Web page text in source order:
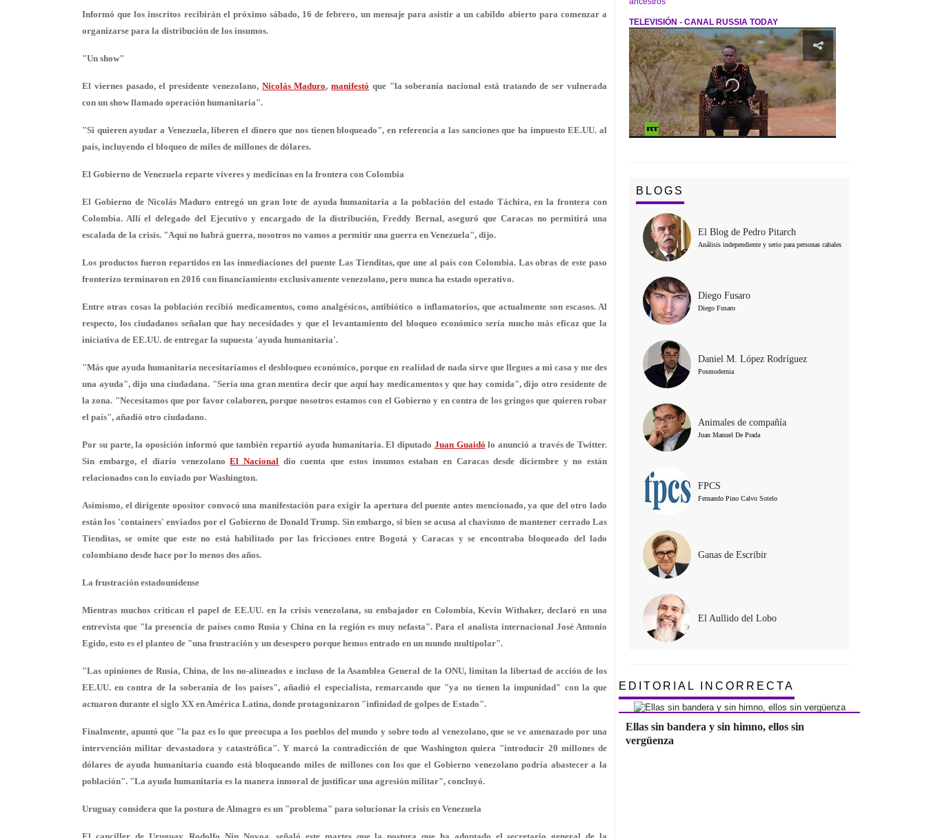
Informó que los inscritos recibirán el próximo sábado, 16 de febrero, un mensaje para asistir a un cabildo abierto para comenzar a
organizarse para la distribución de los insumos.
"Un show"
El viernes pasado, el presidente venezolano, Nicolás Maduro,manifestó que "la soberanía nacional está tratando de ser vulnerada
con un show llamado operación humanitaria".
"Si quieren ayudar a Venezuela, liberen el dinero que nos tienen bloqueado", en referencia a las sanciones que ha impuesto EE.UU. al
país, incluyendo el bloqueo de miles de millones de dólares.
El Gobierno de Venezuela reparte víveres y medicinas en la frontera con Colombia
El Gobierno de Nicolás Maduro entregó un gran lote de ayuda humanitaria a la población del estado Táchira, en la frontera con
Colombia. Allí el delegado del Ejecutivo y encargado de la distribución, Freddy Bernal, aseguró que Caracas no permitirá una
escalada de la crisis. "Aquí no habrá guerra, nosotros no vamos a permitir una guerra en Venezuela", dijo.
Los productos fueron repartidos en las inmediaciones del puente Las Tienditas, que une al país con Colombia. Las obras de este paso
fronterizo terminaron en 2016 con financiamiento exclusivamente venezolano, pero nunca ha estado operativo.
Entre otras cosas la población recibió medicamentos, como analgésicos, antibiótico o inflamatorios, que actualmente son escasos. Al
respecto, los ciudadanos señalan que hay necesidades y que el levantamiento del bloqueo económico sería mucho más eficaz que la
iniciativa de EE.UU. de entregar la supuesta 'ayuda humanitaria'.
"Más que ayuda humanitarianecesitaríamos el desbloqueo económico, porque en realidad de nada sirve que llegues a mi casa y me des
una ayuda", dijo una ciudadana. "Sería una gran mentira decir que aquí hay medicamentos y que hay comida", dijo otro residente de
la zona. "Necesitamos que por favor colaboren, porque nosotros estamos con el Gobierno y en contra de los gringos que quieren robar
el país", añadió otro ciudadano.
Por su parte, la oposición informó que también repartió ayuda humanitaria. El diputado Juan Guaidó lo anunció a través de Twitter.
Sin embargo, el diario venezolanoEl Nacional dio cuenta que estos insumosestaban en Caracas desde diciembrey no están
relacionados con lo enviado por Washington.
Asimismo, el dirigente opositor convocó una manifestación paraexigir la apertura del puente antes mencionado, ya que del otro lado
están los 'containers' enviados por el Gobierno de Donald Trump. Sin embargo, si bien se acusa al chavismo de mantener cerrado Las
Tienditas, se omite que esteno está habilitado por las fricciones entre Bogotá y Caracas y se encontraba bloqueado del lado
colombiano desde hace por lo menos dos años.
La frustración estadounidense
Mientras muchos critican el papel de EE.UU. en la crisis venezolana, su embajador en Colombia, Kevin Withaker, declaró en una
entrevista que "la presencia de países como Rusia y China en la región es muy nefasta". Para el analista internacional José Antonio
Egido, esto es el planteo de "una frustración y un desespero porque hemos entrado en un mundo multipolar".
"Las opiniones de Rusia, China, de los no-alineados e incluso de la Asamblea General de la ONU,limitan la libertad de acción de los
EE.UU. en contra de la soberanía de los países", añadió el especialista, remarcando que "ya no tienen la impunidad" con la que
actuaron durante el siglo XX en América Latina, donde protagonizaron "infinidad de golpes de Estado".
Finalmente, apuntó que "la paz es lo que preocupa a los pueblosdel mundo y sobre todo al venezolano, que se ve amenazado por una
intervención militar devastadora y catastrófica". Y marcó la contradicción de que Washington quiera "introducir 20 millones de
dólares de ayuda humanitaria cuando está bloqueando miles de millones con los que el Gobierno venezolano podría abastecer a la
población". "La ayuda humanitaria es la manera inmoral de justificar una agresión militar", concluyó.
Uruguay considera que la postura de Almagro es un "problema" para solucionar la crisis en Venezuela
TELEVISIÓN - CANAL RUSSIA TODAY
BLOGS
El Blog de Pedro Pitarch
Análisis independiente y serio para personas cabales
Diego Fusaro
Diego Fusaro
Daniel M. López Rodríguez
Posmodernia
Animales de compañía
Juan Manuel De Prada
FPCS
Fernando Pino Calvo Sotelo
Ganas de Escribir
El Aullido del Lobo
EDITORIAL INCORRECTA
Ellas sin bandera y sin himno, ellos sin
vergüenza